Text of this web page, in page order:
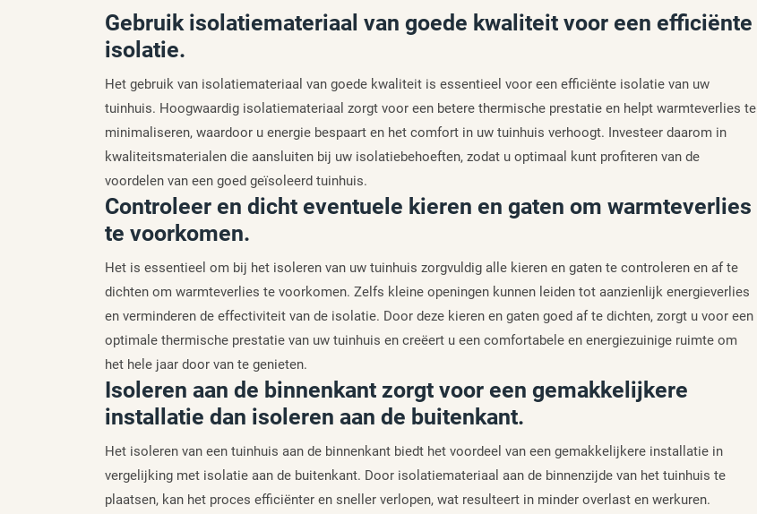
Gebruik isolatiemateriaal van goede kwaliteit voor een efficiënte
isolatie.
Het gebruik van isolatiemateriaal van goede kwaliteit is essentieel voor een efficiënte isolatie van uw
tuinhuis. Hoogwaardig isolatiemateriaal zorgt voor een betere thermische prestatie en helpt warmteverlies te
minimaliseren, waardoor u energie bespaart en het comfort in uw tuinhuis verhoogt. Investeer daarom in
kwaliteitsmaterialen die aansluiten bij uw isolatiebehoeften, zodat u optimaal kunt profiteren van de
voordelen van een goed geïsoleerd tuinhuis.
Controleer en dicht eventuele kieren en gaten om warmteverlies
te voorkomen.
Het is essentieel om bij het isoleren van uw tuinhuis zorgvuldig alle kieren en gaten te controleren en af te
dichten om warmteverlies te voorkomen. Zelfs kleine openingen kunnen leiden tot aanzienlijk energieverlies
en verminderen de effectiviteit van de isolatie. Door deze kieren en gaten goed af te dichten, zorgt u voor een
optimale thermische prestatie van uw tuinhuis en creëert u een comfortabele en energiezuinige ruimte om
het hele jaar door van te genieten.
Isoleren aan de binnenkant zorgt voor een gemakkelijkere
installatie dan isoleren aan de buitenkant.
Het isoleren van een tuinhuis aan de binnenkant biedt het voordeel van een gemakkelijkere installatie in
vergelijking met isolatie aan de buitenkant. Door isolatiemateriaal aan de binnenzijde van het tuinhuis te
plaatsen, kan het proces efficiënter en sneller verlopen, wat resulteert in minder overlast en werkuren.